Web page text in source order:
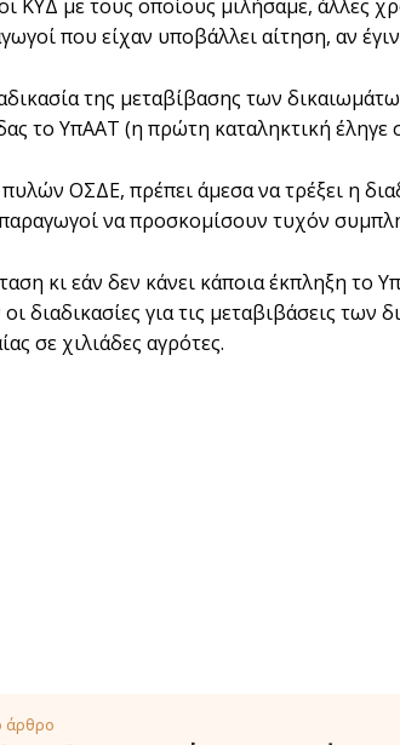
με τους οποίους μιλήσαμε, άλλες
που είχαν υποβάλλει αίτηση, αν
της μεταβίβασης των
το ΥπΑΑΤ (η πρώτη καταληκτική έληγε
ΟΣΔΕ, πρέπει άμεσα να τρέξει η
να προσκομίσουν τυχόν
κι εάν δεν κάνει κάποια έκπληξη το
για τις μεταβιβάσεις των
σε χιλιάδες αγρότες.
άρθρο